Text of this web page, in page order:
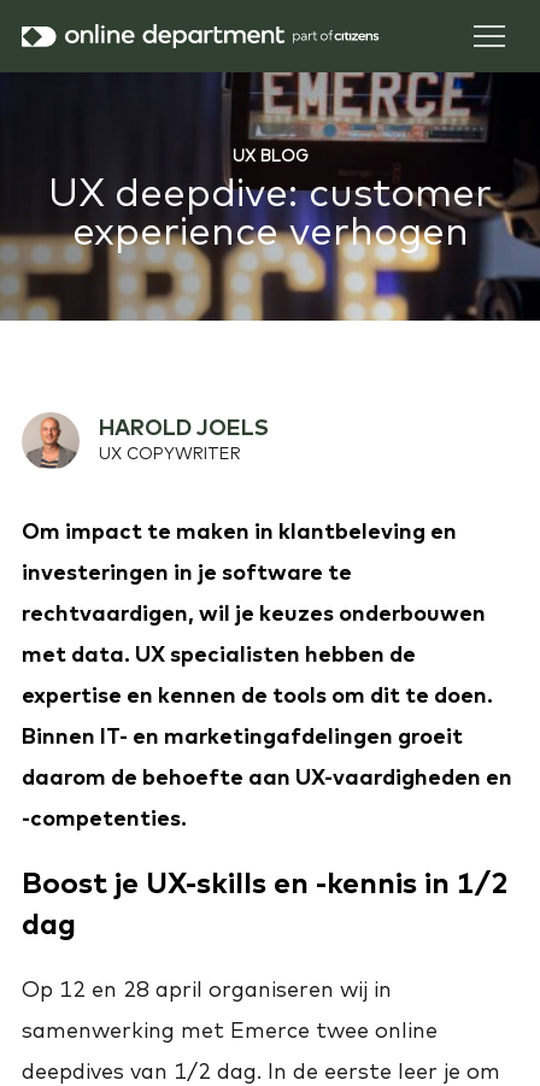
UX BLOG
UX deepdive: customer
experience verhogen
HAROLD JOELS
UX COPYWRITER
Om impact te maken in klantbeleving en
investeringen in je software te
rechtvaardigen, wil je keuzes onderbouwen
met data. UX specialisten hebben de
expertise en kennen de tools om dit te doen.
Binnen IT- en marketingafdelingen groeit
daarom de behoefte aan UX-vaardigheden en
-competenties.
Boost je UX-skills en -kennis in 1/2
dag
Op 12 en 28 april organiseren wij in
samenwerking met Emerce twee online
deepdives van 1/2 dag. In de eerste leer je om